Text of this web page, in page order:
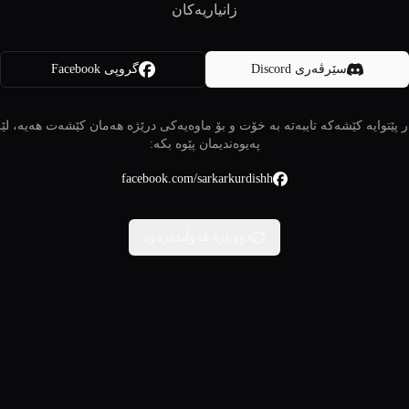
زانیاریەکان
سێرڤەری Discord گروپی Facebook
پێتوایە کێشەکە تایبەتە بە خۆت و بۆ ماوەیەکی درێژە هەمان کێشەت هەیە،
پەیوەندیمان پێوە بکە:
facebook.com/sarkarkurdishh